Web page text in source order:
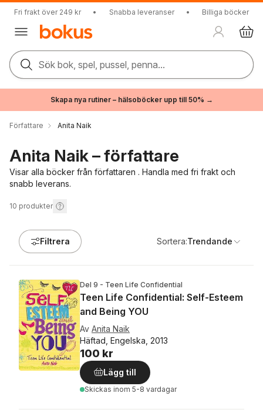
Fri frakt över 249 kr • Snabba leveranser • Billiga böcker
Sök bok, spel, pussel, penna...
Skapa nya rutiner – hälsoböcker upp till 50% →
Författare Anita Naik
Anita Naik – författare
Visar alla böcker från författaren . Handla med fri frakt och
snabb leverans.
10 produkter
Filtrera Sortera:Trendande
Del 9 - Teen Life Confidential
Teen Life Confidential: Self-Esteem
and Being YOU
Av Anita Naik
Häftad, Engelska, 2013
100 kr
Lägg till
Skickas inom 5-8 vardagar